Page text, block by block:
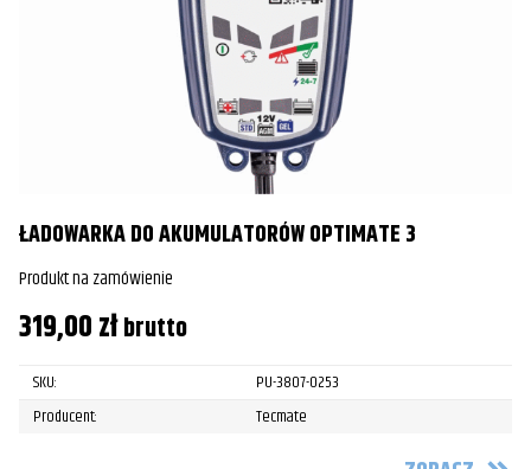
ŁADOWARKA DO AKUMULATORÓW OPTIMATE 3
Produkt na zamówienie
319,00złbrutto
SKU:
PU-3807-0253
Producent:
Tecmate